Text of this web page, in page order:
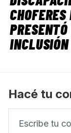
INCLUSIÓN
Hacé tu